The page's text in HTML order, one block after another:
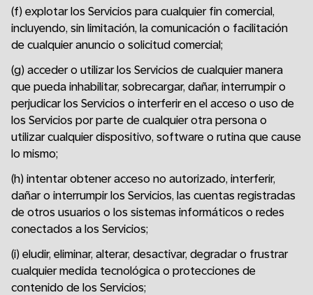
(f) explotar los Servicios para cualquier fin comercial,
incluyendo, sin limitación, la comunicación o facilitación
de cualquier anuncio o solicitud comercial;
(g) acceder o utilizar los Servicios de cualquier manera
que pueda inhabilitar, sobrecargar, dañar, interrumpir o
perjudicar los Servicios o interferir en el acceso o uso de
los Servicios por parte de cualquier otra persona o
utilizar cualquier dispositivo, software o rutina que cause
lo mismo;
(h) intentar obtener acceso no autorizado, interferir,
dañar o interrumpir los Servicios, las cuentas registradas
de otros usuarios o los sistemas informáticos o redes
conectados a los Servicios;
(i) eludir, eliminar, alterar, desactivar, degradar o frustrar
cualquier medida tecnológica o protecciones de
contenido de los Servicios;